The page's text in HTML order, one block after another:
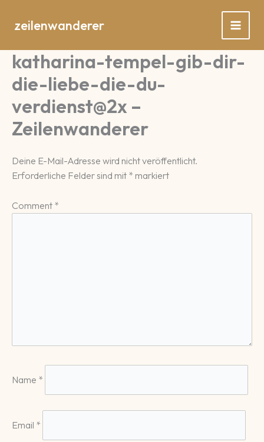
Inhaltzeilenwanderer
katharina-tempel-gib-dir-
die-liebe-die-du-
verdienst@2x –
Zeilenwanderer
Deine E-Mail-Adresse wird nicht veröffentlicht.
Erforderliche Felder sind mit * markiert
Comment *
Name *
Email *